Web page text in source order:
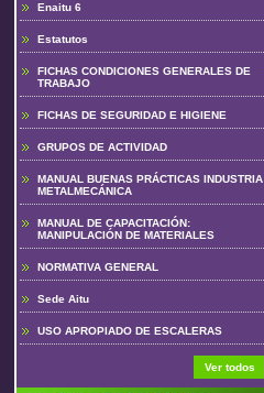
Enaitu 6
Estatutos
FICHAS CONDICIONES GENERALES DE
TRABAJO
FICHAS DE SEGURIDAD E HIGIENE
GRUPOS DE ACTIVIDAD
MANUAL BUENAS PRÁCTICAS INDUSTRIA
METALMECÁNICA
MANUAL DE CAPACITACIÓN:
MANIPULACIÓN DE MATERIALES
NORMATIVA GENERAL
Sede Aitu
USO APROPIADO DE ESCALERAS
Ver todos